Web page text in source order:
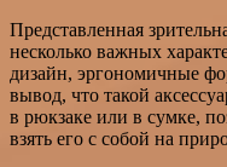
Представленная
несколько важных
дизайн, эргономичные
вывод, что такой
в рюкзаке или в сумке,
взять его с собой на